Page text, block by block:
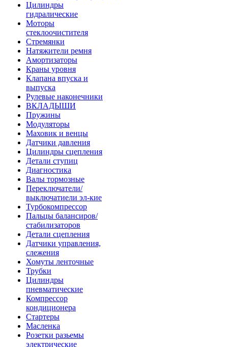
Цилиндры
гидралические
Моторы
стеклоочистителя
Стремянки
Натяжители ремня
Амортизаторы
Краны уровня
Клапана впуска и
выпуска
Рулевые наконечники
ВКЛАДЫШИ
Пружины
Модуляторы
Маховик и венцы
Датчики давления
Цилиндры сцепления
Детали ступиц
Диагностика
Валы тормозные
Переключатели/
выключатиели эл-кие
Турбокомпрессор
Пальцы балансиров/
стабилизаторов
Детали сцепления
Датчики управления,
слежения
Хомуты ленточные
Трубки
Цилиндры
пневматические
Компрессор
кондиционера
Стартеры
Масленка
Розетки разьемы
электрические